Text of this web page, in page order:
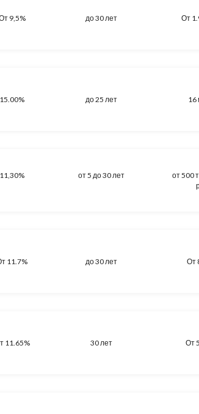
9,5% до 30 лет От
15.00% до 25 лет 16
11,30% от 5 до 30 лет
от 500
11.7% до 30 лет От
11.65% 30 лет От